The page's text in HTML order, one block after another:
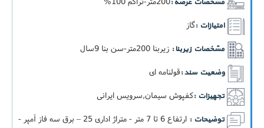
مشخصات عرصه :
امتیازات :گاز
مشخصات زیربنا : زيربنا 200متر-سن بنا 9سال
وضعیت سند :قولنامه ای
تجهیزات :کفپوش سیمان,سرویس ایرانی
توضیحات :
ارتفاع 6 تا 7 متر - متراژ اداری 25 – برق سه فاز آمپر -